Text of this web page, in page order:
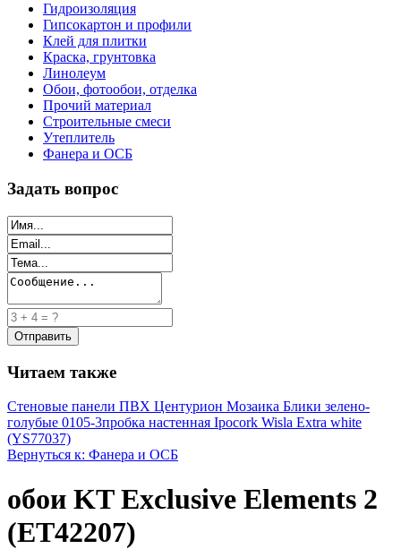
Гидроизоляция
Гипсокартон и профили
Клей для плитки
Краска, грунтовка
Линолеум
Обои, фотообои, отделка
Прочий материал
Строительные смеси
Утеплитель
Фанера и ОСБ
Задать вопрос
Читаем также
Стеновые панели ПВХ Центурион Мозаика Блики зелено-
голубые 0105-3пробка настенная Ipocork Wisla Extra white
(YS77037)
Вернуться к: Фанера и ОСБ
обои KT Exclusive Elements 2
(ET42207)